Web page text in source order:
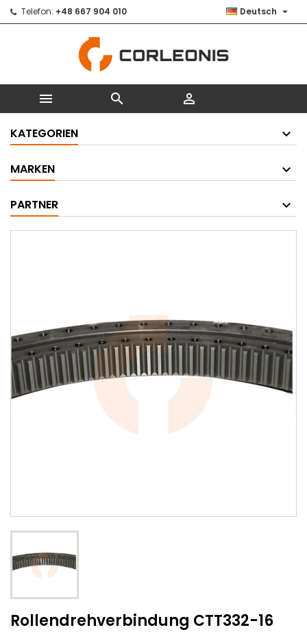
Telefon: +48 667 904 010 Deutsch 
  
KATEGORIEN
MARKEN
PARTNER
Rollendrehverbindung CTT332-16